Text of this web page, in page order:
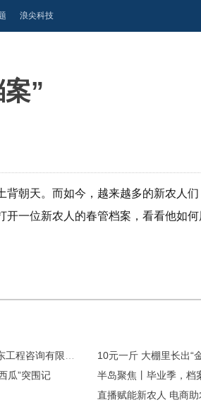
浪尖科技
”
背朝天。而如今，越来越多的新农人
一位新农人的春管档案，看看他如何
瓜”突围记
半岛聚焦丨毕业季，档
直播赋能新农人 电商